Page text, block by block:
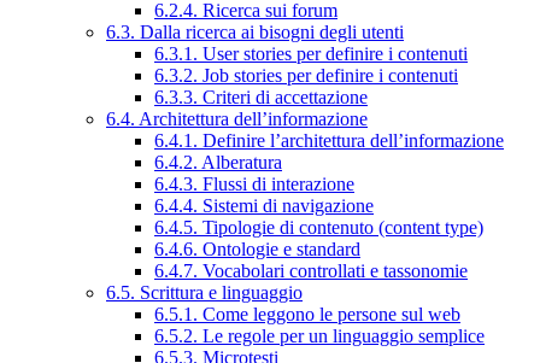
6.2.4. Ricerca sui forum
6.3. Dalla ricerca ai bisogni degli utenti
6.3.1. User stories per definire i contenuti
6.3.2. Job stories per definire i contenuti
6.3.3. Criteri di accettazione
6.4. Architettura dell’informazione
6.4.1. Definire l’architettura dell’informazione
6.4.2. Alberatura
6.4.3. Flussi di interazione
6.4.4. Sistemi di navigazione
6.4.5. Tipologie di contenuto (content type)
6.4.6. Ontologie e standard
6.4.7. Vocabolari controllati e tassonomie
6.5. Scrittura e linguaggio
6.5.1. Come leggono le persone sul web
6.5.2. Le regole per un linguaggio semplice
6.5.3. Microtesti